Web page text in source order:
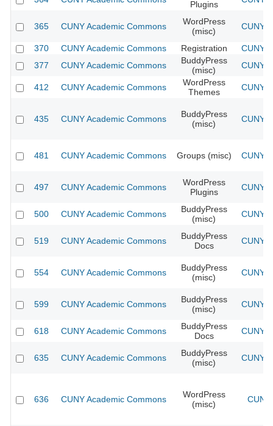
Plugins
365 CUNY Academic Commons
WordPress
(misc)
CUNY
370 CUNY Academic Commons Registration
CUNY
377
CUNY Academic Commons
BuddyPress
(misc)
CUNY
412 CUNY Academic Commons
WordPress
Themes
CUNY
435 CUNY Academic Commons
BuddyPress
(misc)
CUNY
481 CUNY Academic Commons Groups (misc) CUNY
497 CUNY Academic Commons
WordPress
Plugins
CUNY
500 CUNY Academic Commons
BuddyPress
(misc)
CUNY
519 CUNY Academic Commons
BuddyPress
Docs
CUNY
554 CUNY Academic Commons
BuddyPress
(misc)
CUNY
599 CUNY Academic Commons
BuddyPress
(misc)
CUNY
618 CUNY Academic Commons
BuddyPress
Docs
CUNY
635 CUNY Academic Commons
BuddyPress
(misc)
CUNY
636 CUNY Academic Commons
WordPress
(misc)